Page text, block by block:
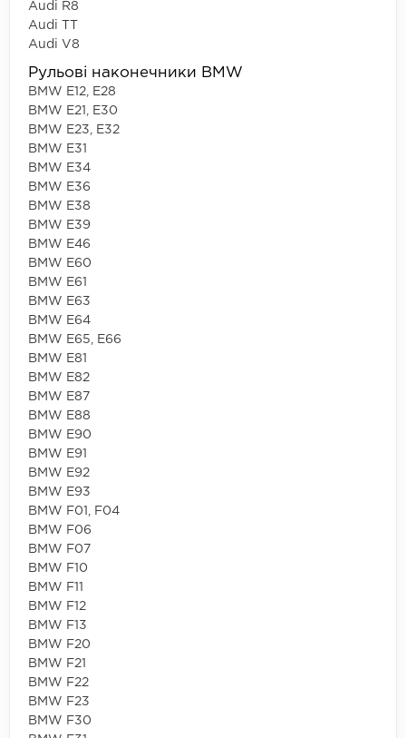
Audi R8
Audi TT
Audi V8
Рульові наконечники BMW
BMW E12, E28
BMW E21, E30
BMW E23, E32
BMW E31
BMW E34
BMW E36
BMW E38
BMW E39
BMW E46
BMW E60
BMW E61
BMW E63
BMW E64
BMW E65, E66
BMW E81
BMW E82
BMW E87
BMW E88
BMW E90
BMW E91
BMW E92
BMW E93
BMW F01, F04
BMW F06
BMW F07
BMW F10
BMW F11
BMW F12
BMW F13
BMW F20
BMW F21
BMW F22
BMW F23
BMW F30